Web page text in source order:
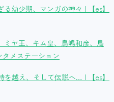
幼少期、マンガの神々 | 【es】
ミヤ王、キム皇、鳥嶋和彦、鳥
メステーション
を越え、そして伝説へ… | 【es】